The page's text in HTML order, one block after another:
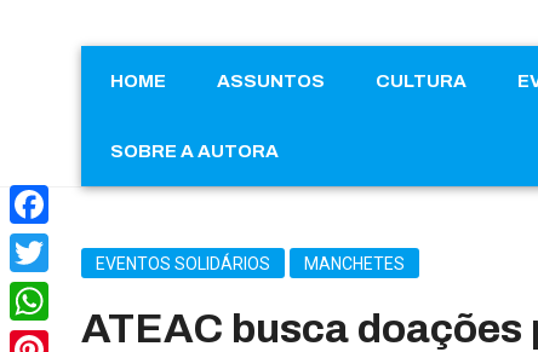
HOME ASSUNTOS CULTURA
SOBRE A AUTORA
EVENTOS SOLIDÁRIOS MANCHETES
ATEAC busca
Facebook
Twitter
WhatsApp